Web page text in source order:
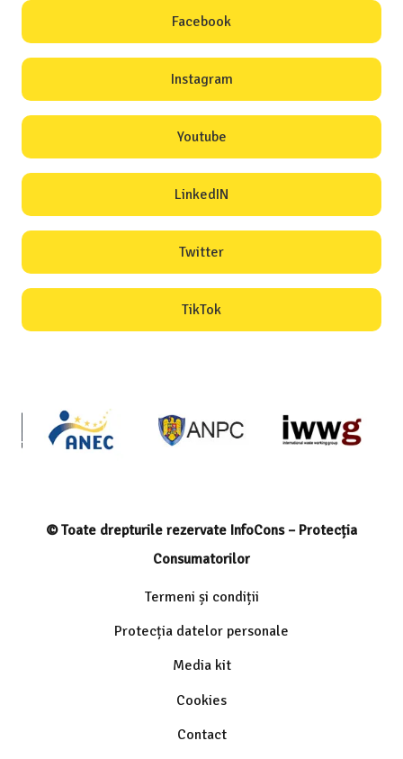
Facebook
Instagram
Youtube
LinkedIN
Twitter
TikTok
© Toate drepturile rezervate InfoCons – Protecția
Consumatorilor
Termeni și condiții
Protecția datelor personale
Media kit
Cookies
Contact